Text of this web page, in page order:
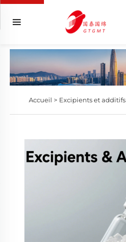
Accueil > Excipients et additifs